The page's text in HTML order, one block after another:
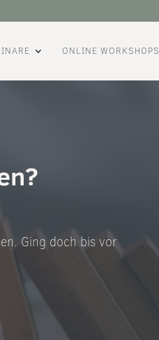
ONLINE WORKSHOPS
Ging doch bis vor